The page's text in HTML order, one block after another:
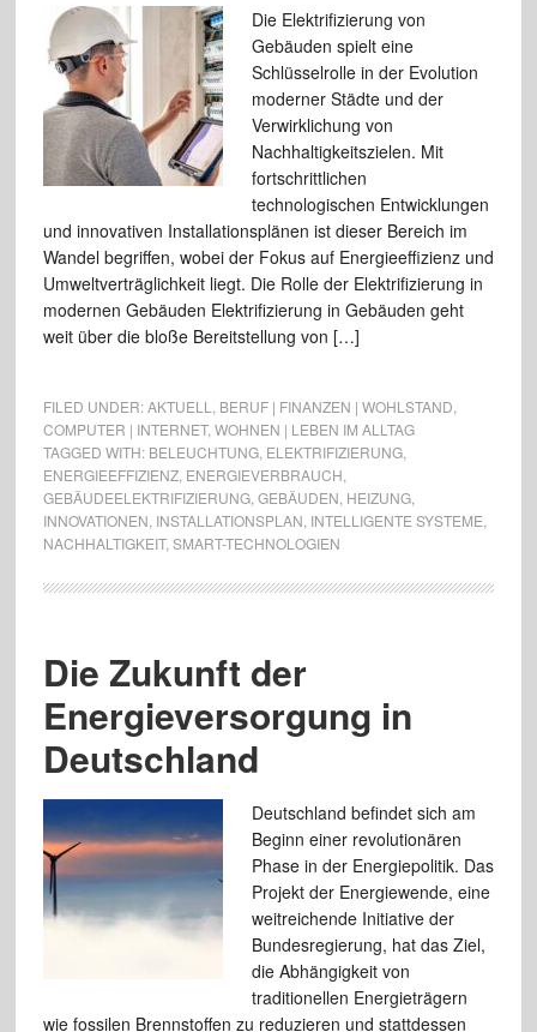
Die Elektrifizierung von
Gebäuden spielt eine
Schlüsselrolle in der Evolution
moderner Städte und der
Verwirklichung von
Nachhaltigkeitszielen. Mit
fortschrittlichen
technologischen Entwicklungen
und innovativen Installationsplänen ist dieser Bereich im
Wandel begriffen, wobei der Fokus auf Energieeffizienz und
Umweltverträglichkeit liegt. Die Rolle der Elektrifizierung in
modernen Gebäuden Elektrifizierung in Gebäuden geht
weit über die bloße Bereitstellung von […]
FILED UNDER:AKTUELL BERUF | FINANZEN | WOHLSTAND
COMPUTER | INTERNET, WOHNEN | LEBEN IM ALLTAG
TAGGED WITH: BELEUCHTUNG, ELEKTRIFIZIERUNG,
ENERGIEEFFIZIENZ, ENERGIEVERBRAUCH
GEBÄUDEELEKTRIFIZIERUNG, GEBÄUDEN HEIZUNG,
INNOVATIONEN INSTALLATIONSPLAN INTELLIGENTE SYSTEME
NACHHALTIGKEIT, SMART-TECHNOLOGIEN
Die Zukunft der
Energieversorgung in
Deutschland
Deutschland befindet sich am
Beginn einer revolutionären
Phase in der Energiepolitik. Das
Projekt der Energiewende, eine
weitreichende Initiative der
Bundesregierung, hat das Ziel,
die Abhängigkeit von
traditionellen Energieträgern
wie fossilen Brennstoffen zu reduzieren und stattdessen